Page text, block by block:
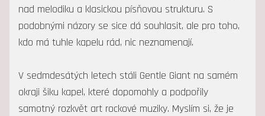
nad melodiku a klasickou písňovou strukturu. S
podobnými názory se sice dá souhlasit, ale pro toho,
kdo má tuhle kapelu rád, nic neznamenají.
V sedmdesátých letech stáli Gentle Giant na samém
okraji šiku kapel, které dopomohly a podpořily
samotný rozkvět art rockové muziky. Myslím si, že je